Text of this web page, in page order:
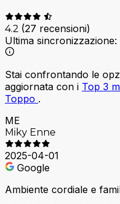
4.2 (27 recensioni)
Ultima sincronizzazione:
Stai confrontando le
aggiornata con i Top 3
Toppo .
ME
Miky Enne
2025-04-01
Google
Ambiente cordiale e